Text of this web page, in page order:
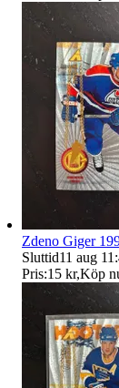
Zdeno Giger
Sluttid11 aug
Pris:15 kr,Köp